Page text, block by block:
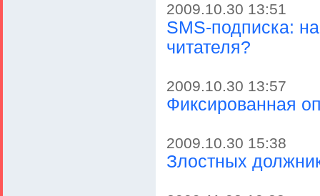
2009.10.30 13:51
SMS-подписка:
читателя?
2009.10.30 13:57
Фиксированная
2009.10.30 15:38
Злостных